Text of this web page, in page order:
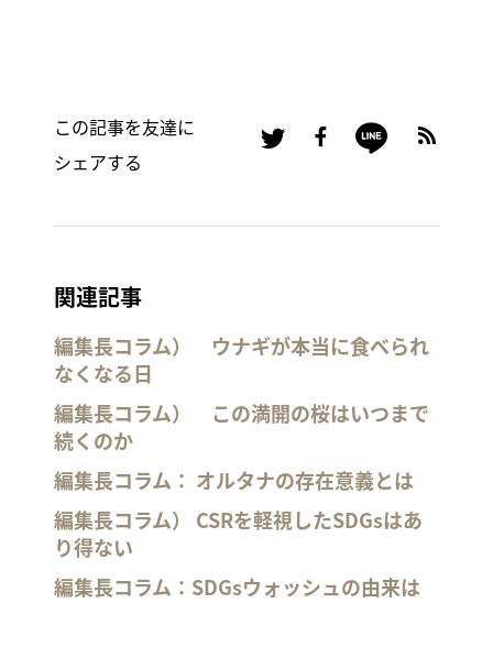
この記事を友達に
シェアする
関連記事
編集長コラム） ウナギが本当に食べられ
なくなる日
編集長コラム） この満開の桜はいつまで
続くのか
編集長コラム： オルタナの存在意義とは
編集長コラム） CSRを軽視したSDGsはあ
り得ない
編集長コラム：SDGsウォッシュの由来は